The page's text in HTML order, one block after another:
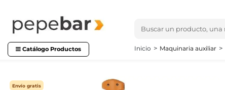
Catálogo Productos Inicio Maquinaria auxiliar
Envío gratis